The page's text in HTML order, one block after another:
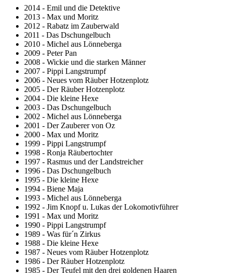
2014 - Emil und die Detektive
2013 - Max und Moritz
2012 - Rabatz im Zauberwald
2011 - Das Dschungelbuch
2010 - Michel aus Lönneberga
2009 - Peter Pan
2008 - Wickie und die starken Männer
2007 - Pippi Langstrumpf
2006 - Neues vom Räuber Hotzenplotz
2005 - Der Räuber Hotzenplotz
2004 - Die kleine Hexe
2003 - Das Dschungelbuch
2002 - Michel aus Lönneberga
2001 - Der Zauberer von Oz
2000 - Max und Moritz
1999 - Pippi Langstrumpf
1998 - Ronja Räubertochter
1997 - Rasmus und der Landstreicher
1996 - Das Dschungelbuch
1995 - Die kleine Hexe
1994 - Biene Maja
1993 - Michel aus Lönneberga
1992 - Jim Knopf u. Lukas der Lokomotivführer
1991 - Max und Moritz
1990 - Pippi Langstrumpf
1989 - Was für´n Zirkus
1988 - Die kleine Hexe
1987 - Neues vom Räuber Hotzenplotz
1986 - Der Räuber Hotzenplotz
1985 - Der Teufel mit den drei goldenen Haaren